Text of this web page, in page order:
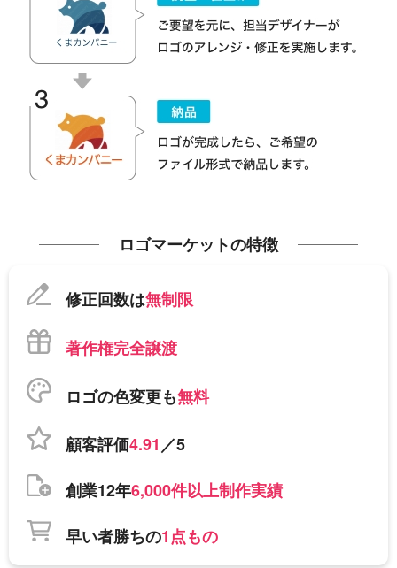
ロゴマーケットの特徴
修正回数は無制限
著作権完全譲渡
ロゴの色変更も無料
顧客評価4.91／5
創業12年6,000件以上制作実績
早い者勝ちの1点もの